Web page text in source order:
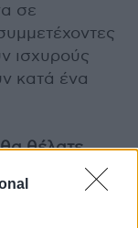
σε
ισχυρούς
κατά ένα
θέλατε
νου αλλά